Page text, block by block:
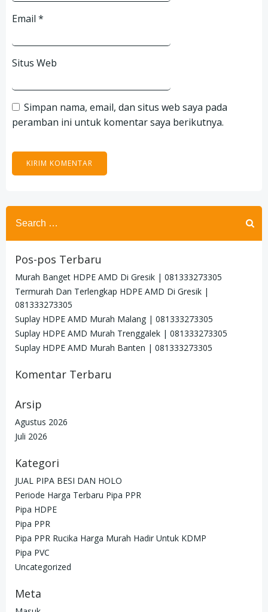
Email *
Situs Web
Simpan nama, email, dan situs web saya pada
peramban ini untuk komentar saya berikutnya.
Search
for:
Pos-pos Terbaru
Murah Banget HDPE AMD Di Gresik | 081333273305
Termurah Dan Terlengkap HDPE AMD Di Gresik |
081333273305
Suplay HDPE AMD Murah Malang | 081333273305
Suplay HDPE AMD Murah Trenggalek | 081333273305
Suplay HDPE AMD Murah Banten | 081333273305
Komentar Terbaru
Arsip
Agustus 2026
Juli 2026
Kategori
JUAL PIPA BESI DAN HOLO
Periode Harga Terbaru Pipa PPR
Pipa HDPE
Pipa PPR
Pipa PPR Rucika Harga Murah Hadir Untuk KDMP
Pipa PVC
Uncategorized
Meta